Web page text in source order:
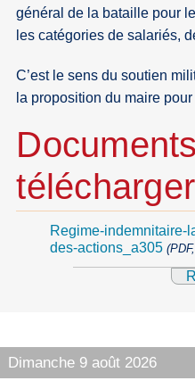
général de la bataille pour
les catégories de salariés,
C’est le sens du soutien
la proposition du maire
télécharger
Regime-indemnitaire-
des-actions_a305
Dimanche 9 août 2026